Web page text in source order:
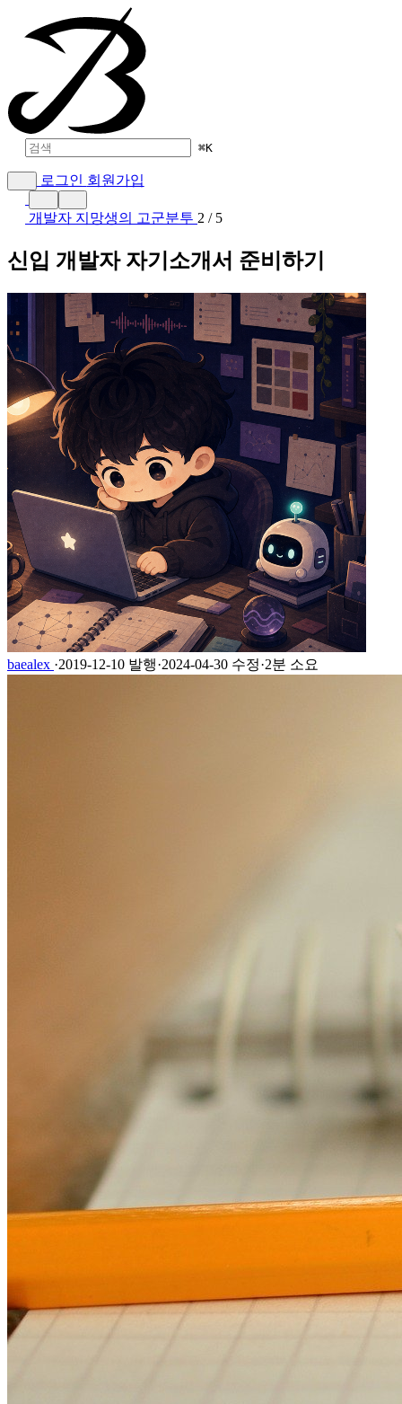
⌘K
로그인 회원가입
개발자 지망생의 고군분투 2 / 5
신입 개발자 자기소개서 준비하기
baealex ·2019-12-10 발행·2024-04-30 수정·2분 소요